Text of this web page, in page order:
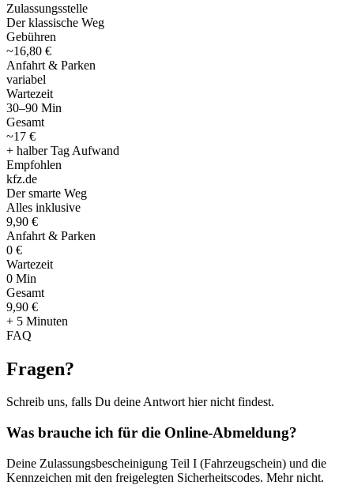
Zulassungsstelle
Der klassische Weg
Gebühren
~16,80 €
Anfahrt & Parken
variabel
Wartezeit
30–90 Min
Gesamt
~17 €
+ halber Tag Aufwand
Empfohlen
kfz.de
Der smarte Weg
Alles inklusive
9,90 €
Anfahrt & Parken
0 €
Wartezeit
0 Min
Gesamt
9,90 €
+ 5 Minuten
FAQ
Fragen?
Schreib uns, falls Du deine Antwort hier nicht findest.
Was brauche ich für die Online-Abmeldung?
Deine Zulassungsbescheinigung Teil I (Fahrzeugschein) und die
Kennzeichen mit den freigelegten Sicherheitscodes. Mehr nicht.